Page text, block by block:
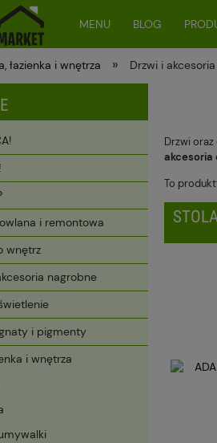
MENU BLOG
łazienka i wnętrza » Drzwi i
i remontowa
wnętrz
nagrobne
i pigmenty
i wnętrza
Drzwi
akcesoria
To